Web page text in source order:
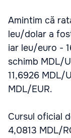
Amintim că
leu/dolar a
iar leu/euro -
schimb MDL/
11,6926 MDL/
MDL/EUR.
Cursul oficial
4,0813 MDL/